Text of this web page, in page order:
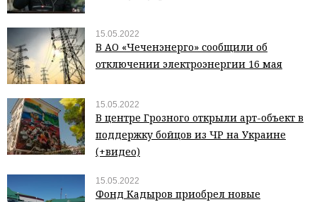
15.05.2022
В АО «Чеченэнерго» сообщили об
отключении электроэнергии 16 мая
15.05.2022
В центре Грозного открыли арт-объект в
поддержку бойцов из ЧР на Украине
(+видео)
15.05.2022
Фонд Кадыров приобрел новые